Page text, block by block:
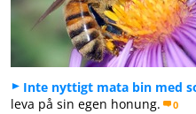
Inte nyttigt mata bin med
leva på sin egen honung.
0